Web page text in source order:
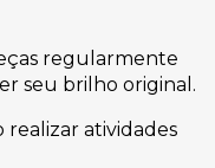
regularmente
seu brilho original.
realizar atividades